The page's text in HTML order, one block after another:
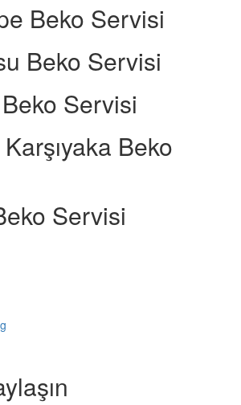
Beko Servisi
Beko Servisi
Servisi
Beko
Servisi